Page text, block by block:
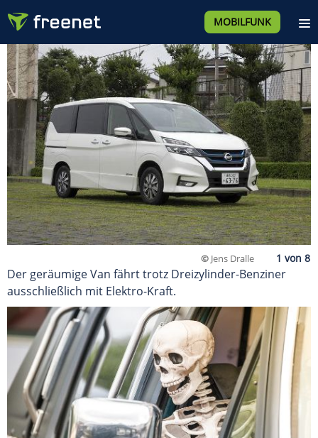
MOBILFUNK
© Jens Dralle
Der geräumige Van fährt trotz Dreizylinder-Benziner
ausschließlich mit Elektro-Kraft.